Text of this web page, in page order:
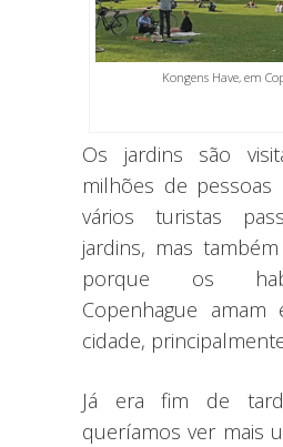
Kongens Have, em
Os jardins são
milhões de pessoas
vários turistas
jardins, mas
porque os
Copenhague
cidade,
Já era fim de
queríamos ver mais